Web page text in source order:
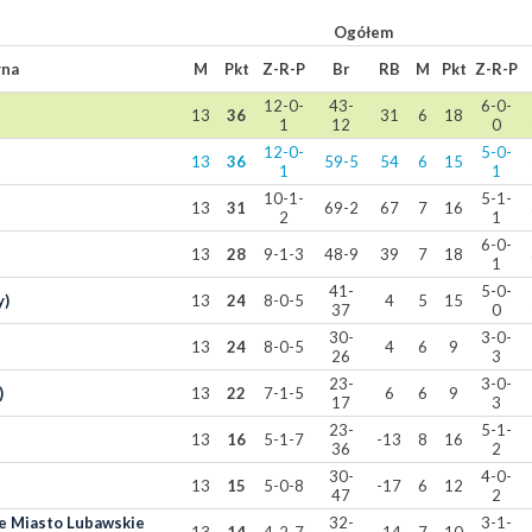
Ogółem
M Pkt Z-R-P Br RB M Pkt Z-R-P
13 36
12-0-
1
43-
12
31 6 18
6-0-
0
13 36
12-0-
1
59-5 54 6 15
5-0-
1
13 31
10-1-
2
69-2 67 7 16
5-1-
1
13 28 9-1-3 48-9 39 7 18
6-0-
1
13 24 8-0-5
41-
37
4 5 15
5-0-
0
13 24 8-0-5
30-
26
4 6 9
3-0-
3
13 22 7-1-5
23-
17
6 6 9
3-0-
3
13
16 5-1-7
23-
36
-13 8 16
5-1-
2
13
15 5-0-8
30-
47
-17 6 12
4-0-
2
Miasto Lubawskie
32- 3-1-